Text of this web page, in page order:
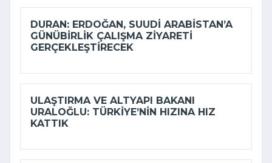
DURAN: ERDOĞAN, SUUDI ARABISTAN’A
GÜNÜBIRLIK ÇALIŞMA ZIYARETI
GERÇEKLEŞTIRECEK
ULAŞTIRMA VE ALTYAPI BAKANI
URALOĞLU: TÜRKIYE’NIN HIZINA HIZ
KATTIK